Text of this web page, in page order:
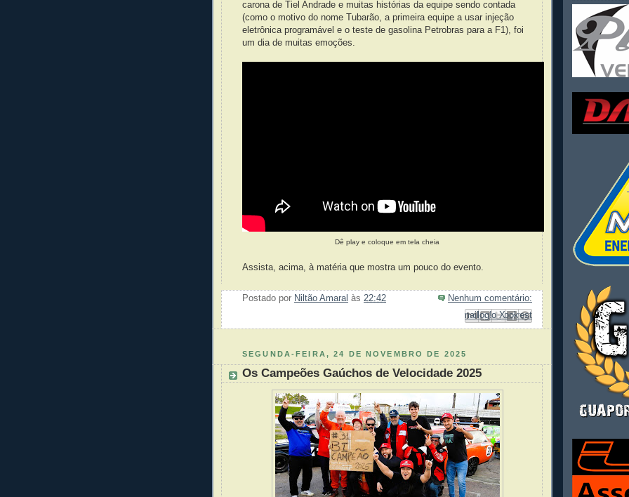
carona de Tiel Andrade e muitas histórias da equipe sendo contada
(como o motivo do nome Tubarão, a primeira equipe a usar injeção
eletrônica programável e o teste de gasolina Petrobras para a F1), foi
um dia de muitas emoções.
Dê play e coloque em tela cheia
Assista, acima, à matéria que mostra um pouco do evento.
Postado por Niltão Amaral às 22:42
Nenhum comentário:
Enviar por e-mail
Postar no blog!
Compartilhar no X
Compartilhar no Facebook
Compartilhar com o Pinterest
SEGUNDA-FEIRA, 24 DE NOVEMBRO DE 2025
Os Campeões Gaúchos de Velocidade 2025